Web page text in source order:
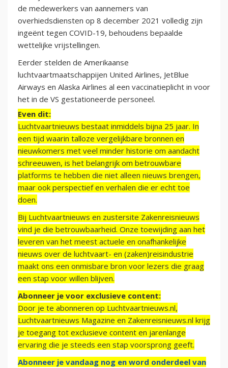
de medewerkers van aannemers van
overhiedsdiensten op 8 december 2021 volledig zijn
ingeënt tegen COVID-19, behoudens bepaalde
wettelijke vrijstellingen.
Eerder stelden de Amerikaanse
luchtvaartmaatschappijen United Airlines, JetBlue
Airways en Alaska Airlines al een vaccinatieplicht in voor
het in de VS gestationeerde personeel.
Even dit:
Luchtvaartnieuws bestaat inmiddels bijna 25 jaar. In
een tijd waarin talloze vergelijkbare bronnen en
nieuwkomers met veel minder historie om aandacht
schreeuwen, is het belangrijk om betrouwbare
platforms te hebben die niet alleen nieuws brengen,
maar ook perspectief en verhalen die er echt toe
doen.
Bij Luchtvaartnieuws en zustersite Zakenreisnieuws
vind je die betrouwbaarheid. Onze toewijding aan het
leveren van het meest actuele en onafhankelijke
nieuws over de luchtvaart- en (zaken)reisindustrie
maakt ons een onmisbare bron voor lezers die graag
een stap voor willen blijven.
Abonneer je voor exclusieve content:
Door je te abonneren op Luchtvaartnieuws.nl,
Luchtvaartnieuws Magazine en Zakenreisnieuws.nl krijg
je toegang tot exclusieve content en jarenlange
ervaring die je steeds een stap voorsprong geeft.
Abonneer je vandaag nog en word onderdeel van